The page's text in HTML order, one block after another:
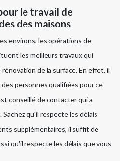
le travail de
des maisons
environs, les opérations de
les meilleurs travaux qui
de la surface. En effet, il
personnes qualifiées pour ce
conseillé de contacter qui a
qu'il respecte les délais
supplémentaires, il suffit de
qu'il respecte les délais que vous